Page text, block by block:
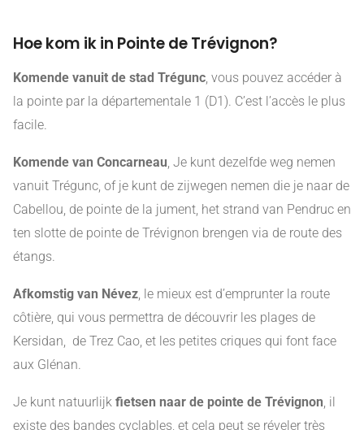
Hoe kom ik in Pointe de Trévignon?
Komende vanuit de stad Trégunc , vous pouvez accéder à
la pointe par la départementale 1 (D1). C’est l’accès le plus
facile.
Komende van Concarneau , Je kunt dezelfde weg nemen
vanuit Trégunc, of je kunt de zijwegen nemen die je naar de
Cabellou, de pointe de la jument, het strand van Pendruc en
ten slotte de pointe de Trévignon brengen via de route des
étangs.
Afkomstig van Névez , le mieux est d’emprunter la route
côtière, qui vous permettra de découvrir les plages de
Kersidan, de Trez Cao, et les petites criques qui font face
aux Glénan.
Je kunt natuurlijk fietsen naar de pointe de Trévignon , il
existe des bandes cyclables, et cela peut se réveler très